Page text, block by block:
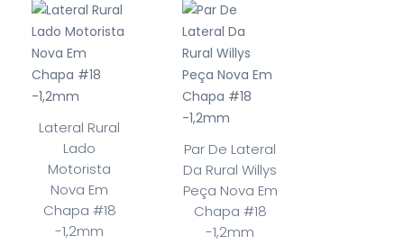
Lateral Rural
Lado
Motorista
Nova Em
Chapa #18
-1,2mm
Par De Lateral
Da Rural Willys
Peça Nova Em
Chapa #18
-1,2mm